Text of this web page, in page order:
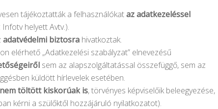
tájékoztatták a felhasználókataz adatkezeléssel
helyett Avtv.).
adatvédelmi biztosra hivatkoztak.
elérhető „Adatkezelési szabályzat” elnevezésű
sem az alapszolgáltatással összefüggő, sem az
küldött hírlevelek esetében.
töltött kiskorúak is, törvényes képviselőik beleegyezése,
kérni a szülőktől hozzájáruló nyilatkozatot).